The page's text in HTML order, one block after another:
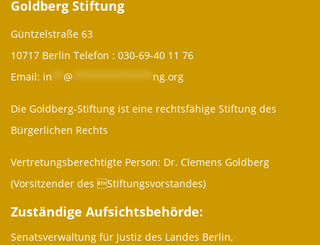
Goldberg Stiftung
Güntzelstraße 63
10717 Berlin Telefon : 030-69-40 11 76
Email: in @ ************** ng.org
Die Goldberg-Stiftung ist eine rechtsfähige Stiftung des
Bürgerlichen Rechts
Vertretungsberechtigte Person: Dr. Clemens Goldberg
(Vorsitzender des Stiftungsvorstandes)
Zuständige Aufsichtsbehörde:
Senatsverwaltung für Justiz des Landes Berlin,